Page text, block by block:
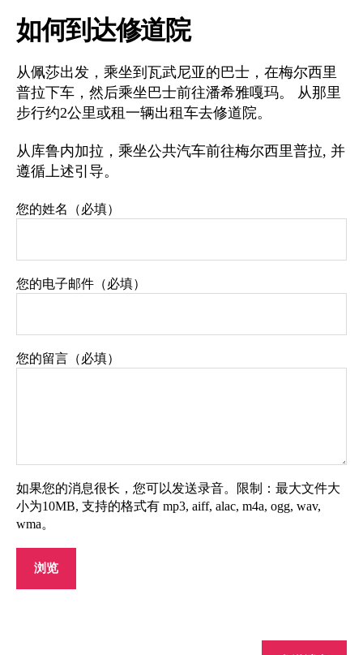
如何到达修道院
从佩莎出发，乘坐到瓦武尼亚的巴士，在梅尔西里
普拉下车，然后乘坐巴士前往潘希雅嘎玛。 从那里
步行约2公里或租一辆出租车去修道院。
从库鲁内加拉，乘坐公共汽车前往梅尔西里普拉, 并
遵循上述引导。
您的姓名（必填）
您的电子邮件（必填）
您的留言（必填）
如果您的消息很长，您可以发送录音。限制：最大文件大
小为10MB, 支持的格式有 mp3, aiff, alac, m4a, ogg, wav,
wma。